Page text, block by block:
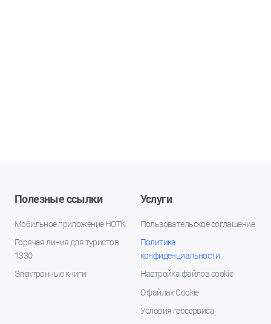
Полезные ссылки
Мобильное приложение НОТК
Горячая линия для туристов
1330
Электронные книги
Услуги
Пользовательское соглашение
Политика
конфиденциальности
Настройка файлов cookie
О файлах Cookie
Условия геосервиса